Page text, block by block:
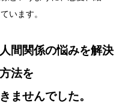
います。
間関係の悩みを解決
法を
ませんでした。